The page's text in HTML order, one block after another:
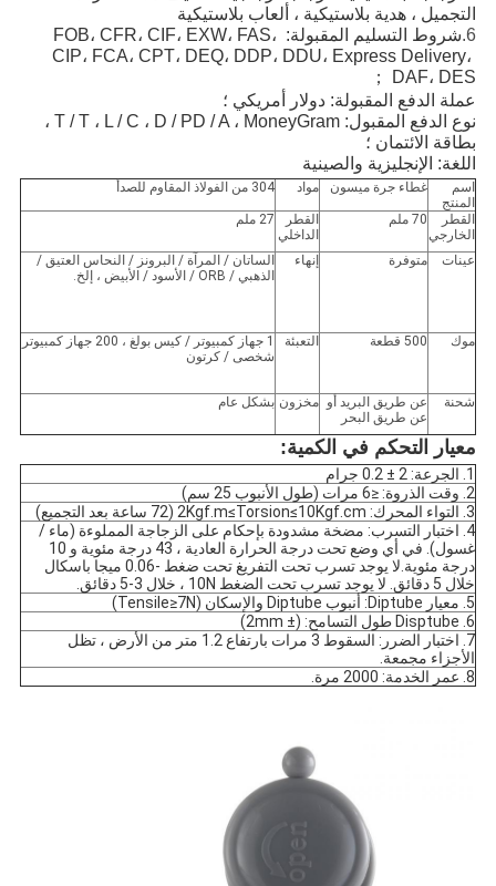
التجميل ، هدية بلاستيكية ، ألعاب بلاستيكية
6.
شروط التسليم المقبولة: FOB، CFR، CIF، EXW، FAS،
CIP، FCA، CPT، DEQ، DDP، DDU، Express Delivery،
DAF، DES ；
عملة الدفع المقبولة: دولار أمريكي ؛
بطاقة الائتمان ؛
اللغة: الإنجليزية والصينية
اسم
المنتج
غطاء جرة ميسون مواد 304 من الفولاذ المقاوم للصدأ
القطر
الخارجي
70 ملم
القطر
الداخلي
27 ملم
عينات متوفرة إنهاء
الساتان / المرآة / البرونز / النحاس العتيق /
الذهبي / ORB / الأسود / الأبيض ، إلخ.
موك 500 قطعة التعبئة
1 جهاز كمبيوتر / كيس بولغ ، 200 جهاز كمبيوتر
شخصى / كرتون
شحنة
عن طريق البريد أو
عن طريق البحر
مخزون بشكل عام
معيار التحكم في الكمية:
1. الجرعة: 2 ± 0.2 جرام
2. وقت الذروة: ≤6 مرات (طول الأنبوب 25 سم)
3. التواء المحرك: 2Kgf.m≤Torsion≤10Kgf.cm (72 ساعة بعد التجميع)
4. اختبار التسرب: مضخة مشدودة بإحكام على الزجاجة المملوءة (ماء /
غسول). في أي وضع تحت درجة الحرارة العادية ، 43 درجة مئوية و 10
درجة مئوية.لا يوجد تسرب تحت التفريغ تحت ضغط -0.06 ميجا باسكال
خلال 5 دقائق. لا يوجد تسرب تحت الضغط 10N ، خلال 3-5 دقائق.
5. معيار Diptube: أنبوب Diptube والإسكان (Tensile≥7N)
6. Disptube طول التسامح: (± 2mm)
7. اختبار الضرر: السقوط 3 مرات بارتفاع 1.2 متر من الأرض ، تظل
الأجزاء مجمعة.
8. عمر الخدمة: 2000 مرة.